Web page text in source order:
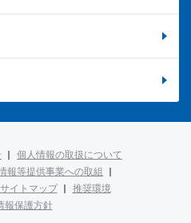
個人情報の取扱について
報等提供事業への取組
サイトマップ
推奨環境
報保護方針